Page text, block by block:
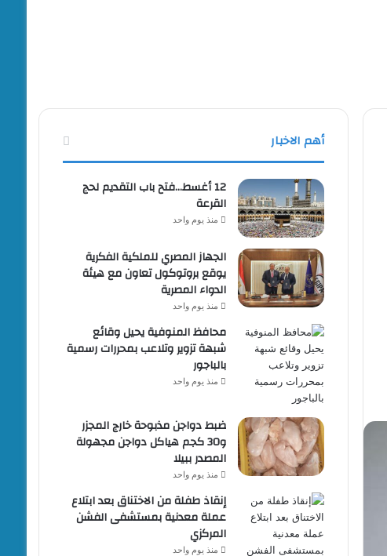
أهم الاخبار
12 أغسط…فتح باب التقديم لحج
القرعة
منذ يوم واحد
الجهاز المصري للملكية الفكرية
يوقع بروتوكول تعاون مع هيئة
الدواء المصرية
منذ يوم واحد
محافظ المنوفية يحيل وقائع
شبهة تزوير وتلاعب بمحررات رسمية
بالباجور
منذ يوم واحد
ضبط دواجن مذبوحة خارج المجزر
و30 كجم هياكل دواجن مجهولة
المصدر ببيلا
منذ يوم واحد
إنقاذ طفلة من الاختناق بعد ابتلاع
عملة معدنية بمستشفى الفشن
المركزي
منذ يوم واحد